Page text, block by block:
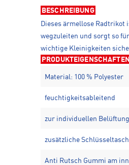
BESCHREIBUNG
Dieses ärmellose
wegzuleiten und sorgt so
wichtige Kleinigkeiten
PRODUKTEIGENSCHAFTEN
Material: 100 % Polyester
feuchtigkeitsableitend
zur individuellen Belüftung
zusätzliche
Anti Rutsch Gummi am